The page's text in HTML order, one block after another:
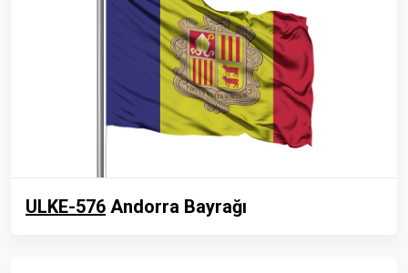
ULKE-576 Andorra Bayrağı